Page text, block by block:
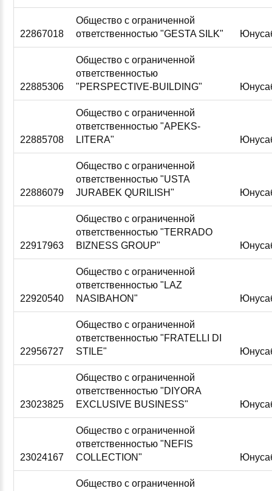
22867018
Общество с ограниченной
ответственностью "GESTA SILK"
22885306
Общество с ограниченной
ответственностью
"PERSPECTIVE-BUILDING"
22885708
Общество с ограниченной
ответственностью "APEKS-
LITERA"
22886079
Общество с ограниченной
ответственностью "USTA
JURABEK QURILISH"
22917963
Общество с ограниченной
ответственностью "TERRADO
BIZNESS GROUP"
22920540
Общество с ограниченной
ответственностью "LAZ
NASIBAHON"
22956727
Общество с ограниченной
ответственностью "FRATELLI DI
STILE"
23023825
Общество с ограниченной
ответственностью "DIYORA
EXCLUSIVE BUSINESS"
23024167
Общество с ограниченной
ответственностью "NEFIS
COLLECTION"
Общество с ограниченной